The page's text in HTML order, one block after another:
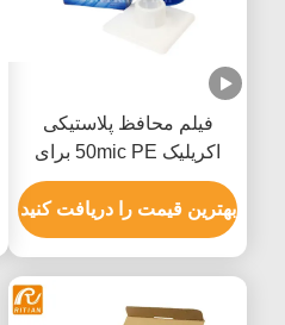
فیلم محافظ پلاستیکی
اکریلیک 50mic PE برای
کلینیک دندانپزشکی
بهترین قیمت را دریافت کنید